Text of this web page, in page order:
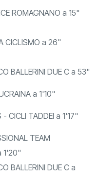
ROMAGNANO a 15"
CICLISMO a 26"
BALLERINI DUE C a 53"
a 1'10"
- CICLI TADDEI a 1'17"
TEAM
1'20"
BALLERINI DUE C a